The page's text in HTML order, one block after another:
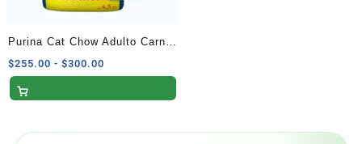
Purina Cat Chow Adulto Carne
4.5 kg
$255.00 - $300.00
de
$255.00